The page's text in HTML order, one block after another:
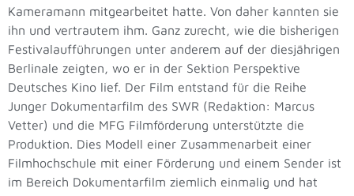
Kameramann mitgearbeitet hatte. Von daher kannten sie
ihn und vertrautem ihm. Ganz zurecht, wie die bisherigen
Festivalaufführungen unter anderem auf der diesjährigen
Berlinale zeigten, wo er in der Sektion Perspektive
Deutsches Kino lief. Der Film entstand für die Reihe
Junger Dokumentarfilm des SWR (Redaktion: Marcus
Vetter) und die MFG Filmförderung unterstützte die
Produktion. Dies Modell einer Zusammenarbeit einer
Filmhochschule mit einer Förderung und einem Sender ist
im Bereich Dokumentarfilm ziemlich einmalig und hat